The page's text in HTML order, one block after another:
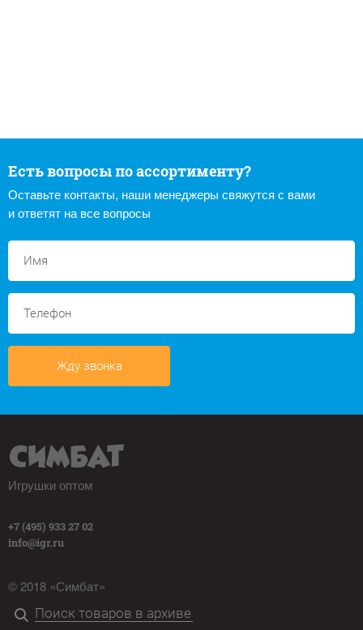
Есть вопросы по ассортименту?
Оставьте контакты, наши менеджеры свяжутся с вами
и ответят на все вопросы
Жду звонка
Игрушки оптом
+7 (495) 933 27 02
info@igr.ru
© 2018 «Симбат»